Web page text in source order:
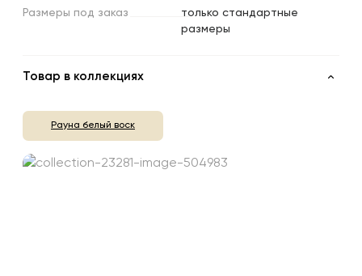
Размеры под заказ
только стандартные
размеры
Товар в коллекциях
Рауна белый воск